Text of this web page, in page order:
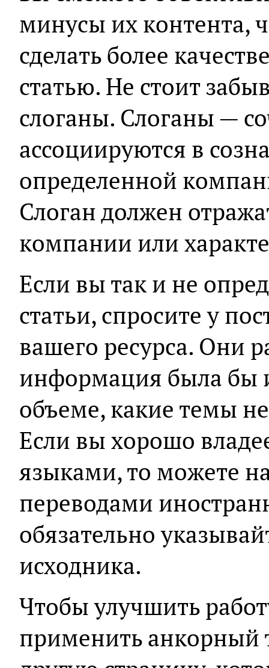
минусы их контента,
сделать более
статью. Не стоит
слоганы. Слоганы —
ассоциируются в
определенной
Слоган должен
компании или
Если вы так и не
статьи, спросите у
вашего ресурса. Они
информация была бы
объеме, какие темы
Если вы хорошо
языками, то можете
переводами
обязательно
исходника.
Чтобы улучшить
применить анкорный